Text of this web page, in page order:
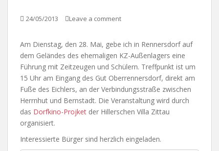
24/05/2013 Leave a comment
Am Dienstag, den 28. Mai, gebe ich in Rennersdorf auf
dem Geländes des ehemaligen KZ-Außenlagers eine
Führung mit Zeitzeugen und Schülern. Treffpunkt ist um
15 Uhr am Eingang des Gut Oberrennersdorf, direkt am
Fuße des Eichlers, an der Verbindungsstraße zwischen
Herrnhut und Bernstadt. Die Veranstaltung wird durch
das Dorfkino-Projket der Hillerschen Villa Zittau
organisiert.
Interessierte Bürger sind herzlich eingeladen.